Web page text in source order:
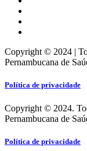
Copyright © 2024 |
Pernambucana de
Política de privacidade
Copyright © 2024.
Pernambucana de
Política de privacidade